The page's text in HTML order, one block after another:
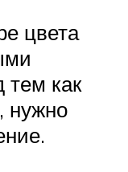
цвета
тем как
нужно